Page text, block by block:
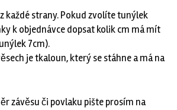
každé strany. Pokud zvolíte tunýlek
k objednávce dopsat kolik cm má mít
7cm).
je tkaloun, který se stáhne a má na
závěsu či povlaku pište prosím na